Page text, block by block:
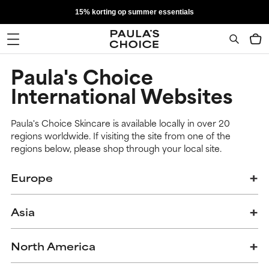
15% korting op summer essentials
Paula's Choice
International Websites
Paula's Choice Skincare is available locally in over 20
regions worldwide. If visiting the site from one of the
regions below, please shop through your local site.
Europe
Asia
North America